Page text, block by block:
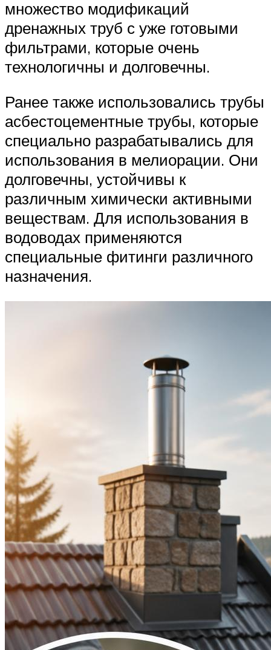
множество модификаций
дренажных труб с уже готовыми
фильтрами, которые очень
технологичны и долговечны.
Ранее также использовались трубы
асбестоцементные трубы, которые
специально разрабатывались для
использования в мелиорации. Они
долговечны, устойчивы к
различным химически активными
веществам. Для использования в
водоводах применяются
специальные фитинги различного
назначения.